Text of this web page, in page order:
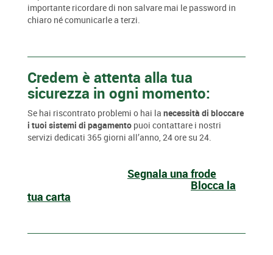
importante ricordare di non salvare mai le password in
chiaro né comunicarle a terzi.
Credem è attenta alla tua
sicurezza in ogni momento:
Se hai riscontrato problemi o hai la necessità di bloccare
i tuoi sistemi di pagamento puoi contattare i nostri
servizi dedicati 365 giorni all’anno, 24 ore su 24.
Segnala una frode
Blocca la
tua carta